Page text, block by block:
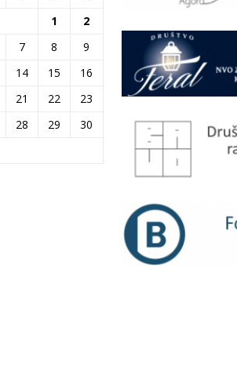
1
2
7 8
9
14 15
16
21 22
23
28 29
30